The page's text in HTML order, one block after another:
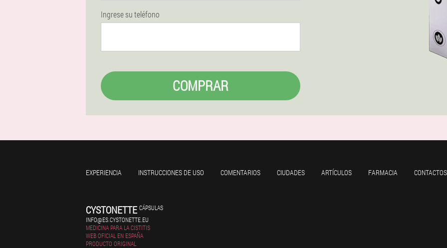
Ingrese su teléfono
COMPRAR
EXPERIENCIA INSTRUCCIONES DE USO COMENTARIOS CIUDADES ARTÍCULOS FARMACIA CONTACTOS
CYSTONETTE CÁPSULAS
INFO@ES.CYSTONETTE.EU
MEDICINA PARA LA CISTITIS
WEB OFICIAL EN ESPAÑA
PRODUCTO ORIGINAL